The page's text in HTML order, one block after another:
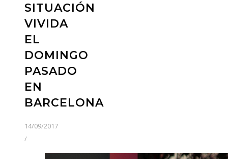
SITUACIÓN
VIVIDA
EL
DOMINGO
PASADO
EN
BARCELONA
14/09/2017
/